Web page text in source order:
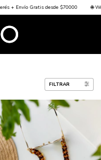
desde $70000 🌐 Worldwide
FILTRAR